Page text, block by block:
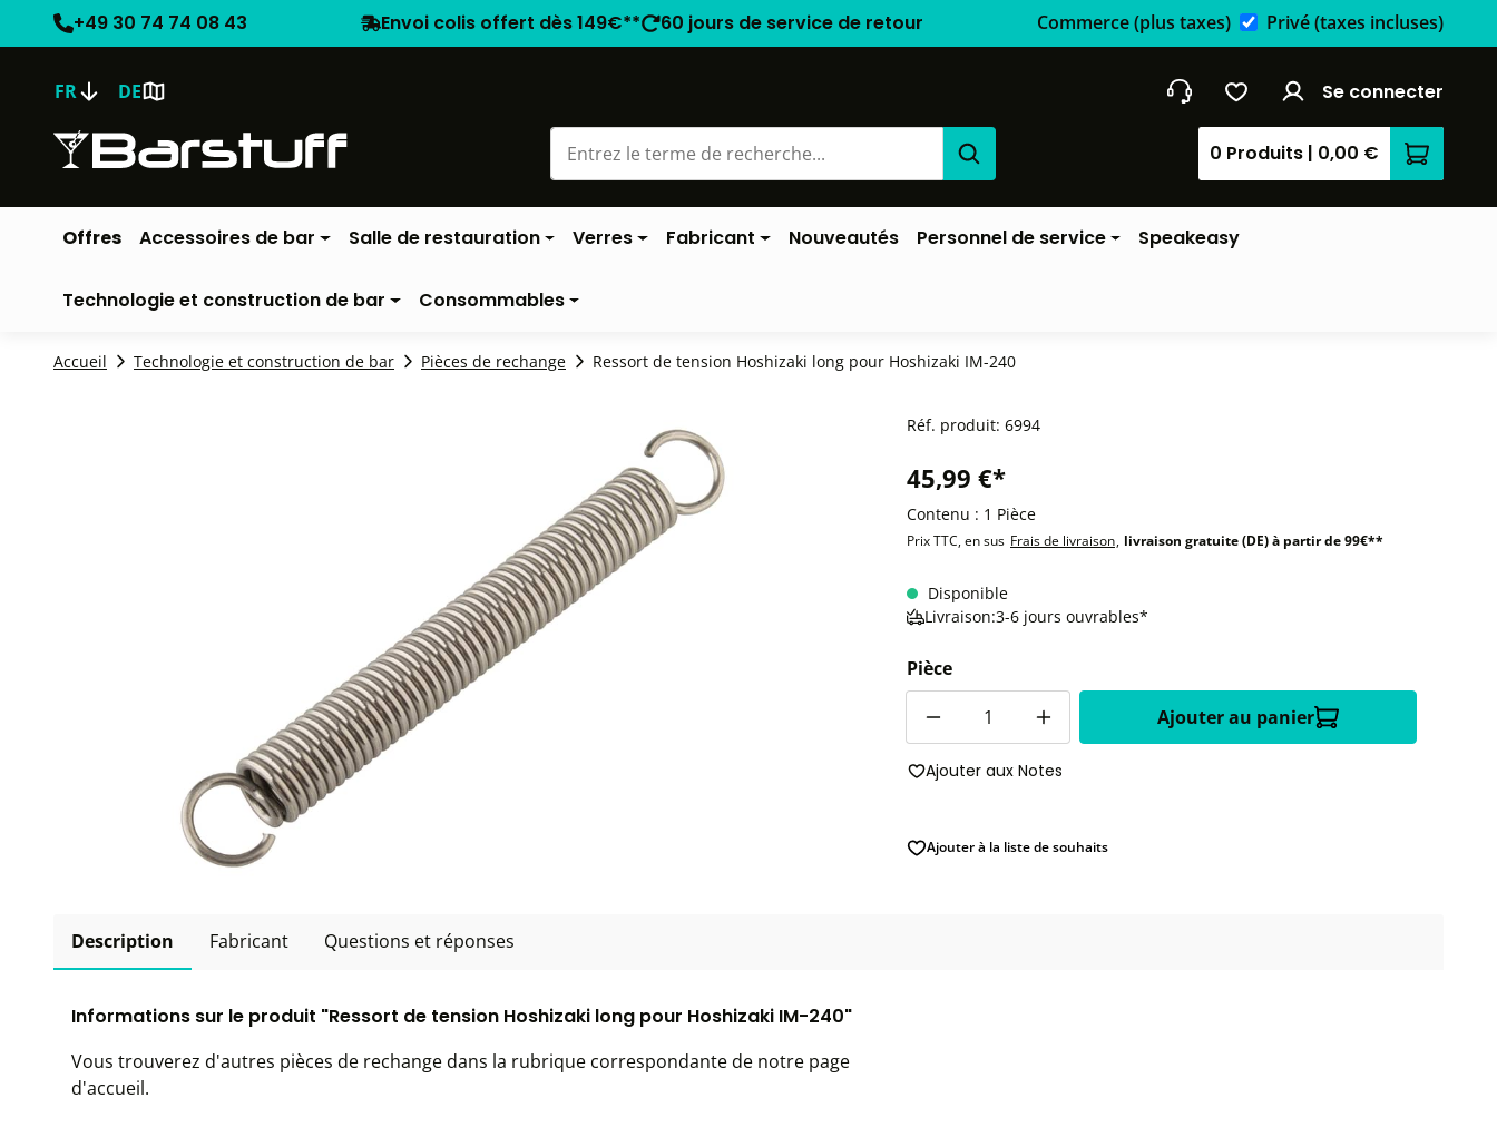
+49 30 74 74 08 43 Envoi colis offert dès 149€** 60 jours de service de retour Commerce(plus taxes) Privé(taxes incluses)
FR DE Se connecter
0 Produits | 0,00 € Le
Offres Accessoires de bar Salle de restauration Verres Fabricant Nouveautés Personnel de service Speakeasy
Technologie et construction de bar Consommables
Accueil Technologie et construction de bar Pièces de rechange Ressort de tension Hoshizaki long pour Hoshizaki IM-240
Réf. produit: 6994
45,99 €*
Contenu : 1 Pièce
Prix TTC, en sus Frais de livraison, livraison gratuite (DE) à partir de 99€**
Disponible
Livraison:3-6 jours ouvrables*
Pièce
Ajouter au panier
Ajouter aux Notes
Ajouter à la liste de souhaits
Description Fabricant Questions et réponses
Informations sur le produit "Ressort de tension Hoshizaki long pour Hoshizaki IM-240"
Vous trouverez d'autres pièces de rechange dans la rubrique correspondante de notre page
d'accueil.